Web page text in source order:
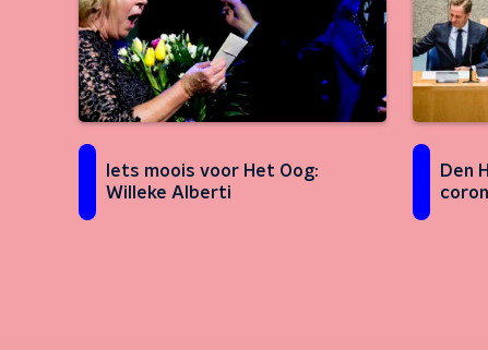
Iets moois voor Het Oog:
Willeke Alberti
Den